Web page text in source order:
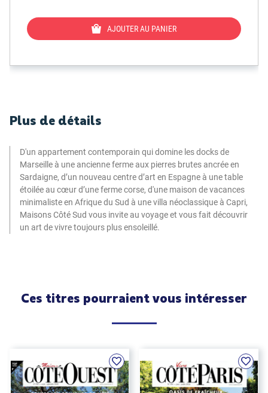
AJOUTER AU PANIER
Plus de détails
D'un appartement contemporain qui domine les docks de
Marseille à une ancienne ferme aux pierres brutes ancrée en
Sardaigne, d’un nouveau centre d’art en Espagne à une table
étoilée au cœur d’une ferme corse, d'une maison de vacances
minimaliste en Afrique du Sud à une villa néoclassique à Capri,
Maisons Côté Sud vous invite au voyage et vous fait découvrir
un art de vivre toujours plus ensoleillé.
Ces titres pourraient vous intéresser